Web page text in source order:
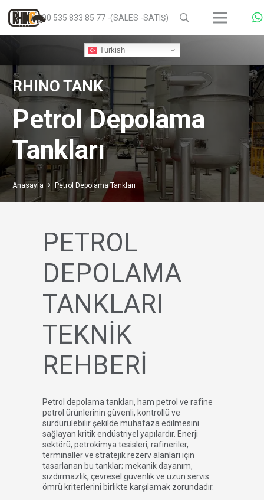
+90 535 833 85 77 -(SALES -SATIŞ)
Turkish
RHINO TANK
Petrol Depolama
Tankları
Anasayfa Petrol Depolama Tankları
PETROL
DEPOLAMA
TANKLARI
TEKNİK
REHBERİ
Petrol depolama tankları, ham petrol ve rafine
petrol ürünlerinin güvenli, kontrollü ve
sürdürülebilir şekilde muhafaza edilmesini
sağlayan kritik endüstriyel yapılardır. Enerji
sektörü, petrokimya tesisleri, rafineriler,
terminaller ve stratejik rezerv alanları için
tasarlanan bu tanklar; mekanik dayanım,
sızdırmazlık, çevresel güvenlik ve uzun servis
ömrü kriterlerini birlikte karşılamak zorundadır.